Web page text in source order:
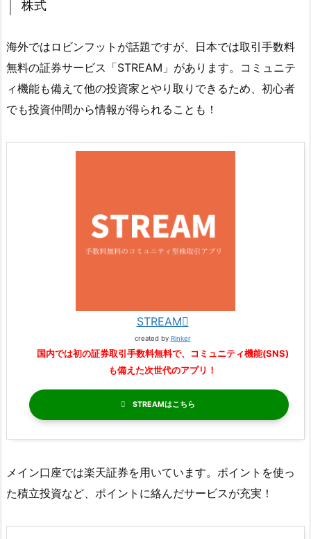
株式
海外ではロビンフットが話題ですが、日本では取引手数料
無料の証券サービス「STREAM」があります。コミュニテ
ィ機能も備えて他の投資家とやり取りできるため、初心者
でも投資仲間から情報が得られることも！
STREAM
created by Rinker
国内では初の証券取引手数料無料で、コミュニティ機能(SNS)
も備えた次世代のアプリ！
STREAM
メイン口座では楽天証券を用いています。ポイントを使っ
た積立投資など、ポイントに絡んだサービスが充実！